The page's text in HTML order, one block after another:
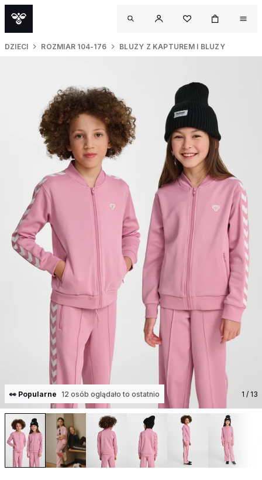
DZIECI ROZMIAR 104-176 BLUZY Z KAPTUREM I BLUZY
👀 Popularne 12 osób oglądało to ostatnio 1 / 13